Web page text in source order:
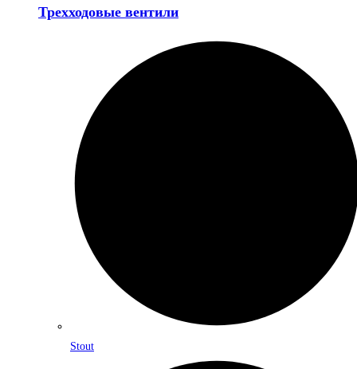
Трехходовые вентили
Stout